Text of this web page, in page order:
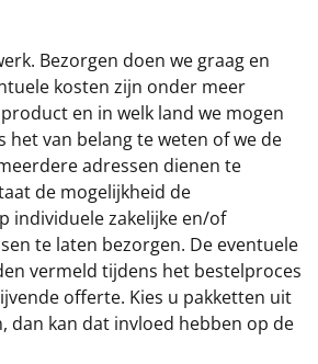
Bezorgen doen we graag en
kosten zijn onder meer
en in welk land we mogen
het van belang te weten of we de
adressen dienen te
de mogelijkheid de
individuele zakelijke en/of
te laten bezorgen. De eventuele
vermeld tijdens het bestelproces
offerte. Kies u pakketten uit
dan kan dat invloed hebben op de